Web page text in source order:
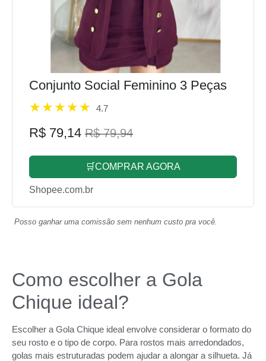
Conjunto Social Feminino 3 Peças
4.7
R$ 79,14 R$ 79,94
🛒COMPRAR AGORA
Shopee.com.br
Posso ganhar uma comissão sem nenhum custo pra você.
Como escolher a Gola
Chique ideal?
Escolher a Gola Chique ideal envolve considerar o formato do
seu rosto e o tipo de corpo. Para rostos mais arredondados,
golas mais estruturadas podem ajudar a alongar a silhueta. Já